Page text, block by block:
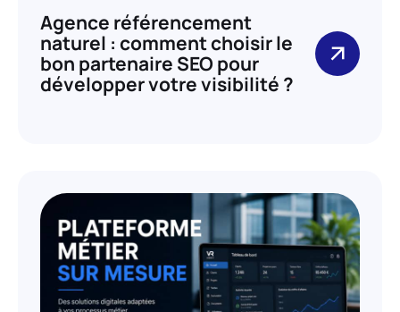
Agence référencement
naturel : comment choisir le
bon partenaire SEO pour
développer votre visibilité ?